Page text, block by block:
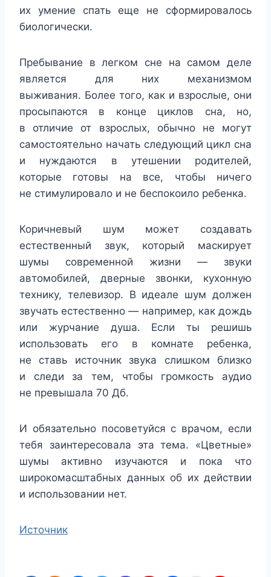
их умение спать еще не сформировалось
биологически.
Пребывание в легком сне на самом деле
является для них механизмом
выживания. Более того, как и взрослые, они
просыпаются в конце циклов сна, но,
в отличие от взрослых, обычно не могут
самостоятельно начать следующий цикл сна
и нуждаются в утешении родителей,
которые готовы на все, чтобы ничего
не стимулировало и не беспокоило ребенка.
Коричневый шум может создавать
естественный звук, который маскирует
шумы современной жизни — звуки
автомобилей, дверные звонки, кухонную
технику, телевизор. В идеале шум должен
звучать естественно — например, как дождь
или журчание душа. Если ты решишь
использовать его в комнате ребенка,
не ставь источник звука слишком близко
и следи за тем, чтобы громкость аудио
не превышала 70 Дб.
И обязательно посоветуйся с врачом, если
тебя заинтересовала эта тема. «Цветные»
шумы активно изучаются и пока что
широкомасштабных данных об их действии
и использовании нет.
Источник